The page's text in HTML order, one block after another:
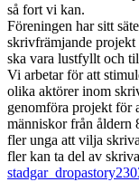
så fort vi kan.
Föreningen har sitt
skrivfrämjande
ska vara lustfyllt och
Vi arbetar för att
olika aktörer inom
genomföra projekt för
människor från åldern
fler unga att vilja
fler kan ta del av